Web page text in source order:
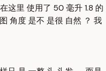
这里 使用了 50 毫升 1.8 的
角度 是不 是很 自然 ？ 我